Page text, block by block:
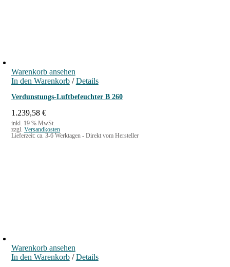
Warenkorb ansehen
In den Warenkorb / Details
Verdunstungs-Luftbefeuchter B 260
1.239,58 €
inkl. 19 % MwSt.
zzgl. Versandkosten
Lieferzeit: ca. 3-6 Werktagen - Direkt vom Hersteller
Warenkorb ansehen
In den Warenkorb / Details